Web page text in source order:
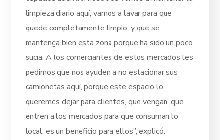
limpieza diario aquí, vamos a lavar para que
quede completamente limpio, y que se
mantenga bien esta zona porque ha sido un poco
sucia. A los comerciantes de estos mercados les
pedimos que nos ayuden a no estacionar sus
camionetas aquí, porque este espacio lo
queremos dejar para clientes, que vengan, que
entren a los mercados para que consuman lo
local, es un beneficio para ellos”, explicó.